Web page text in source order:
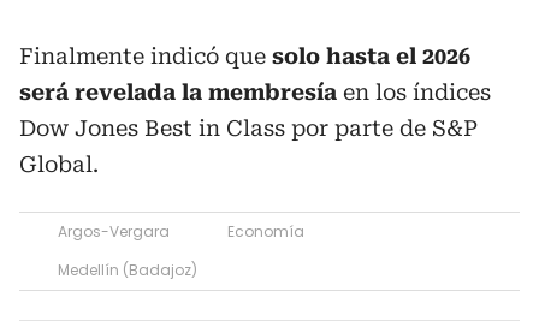
Finalmente indicó que solo hasta el 2026
será revelada la membresía en los índices
Dow Jones Best in Class por parte de S&P
Global.
Argos-Vergara
Economía
Medellín (Badajoz)